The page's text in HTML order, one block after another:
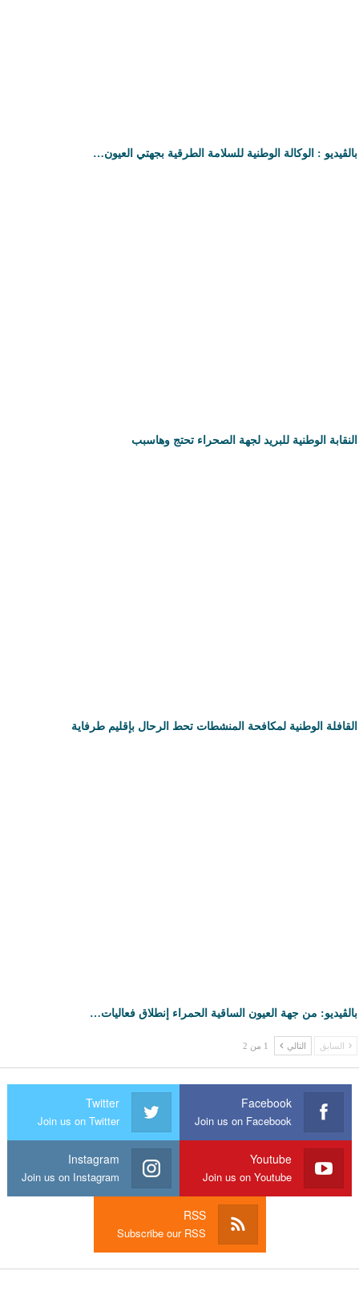
بالڤيديو : الوكالة الوطنية للسلامة الطرقية بجهتي العيون…
النقابة الوطنية للبريد لجهة الصحراء تحتج وهاسبب
القافلة الوطنية لمكافحة المنشطات تحط الرحال بإقليم طرفاية
بالڤيديو: من جهة العيون الساقية الحمراء إنطلاق فعاليات…
السابق التالي 1 من 2
Facebook
Join us on Facebook
Twitter
Join us on Twitter
Youtube
Join us on Youtube
Instagram
Join us on Instagram
RSS
Subscribe our RSS